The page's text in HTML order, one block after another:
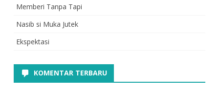
Memberi Tanpa Tapi
Nasib si Muka Jutek
Ekspektasi
KOMENTAR TERBARU